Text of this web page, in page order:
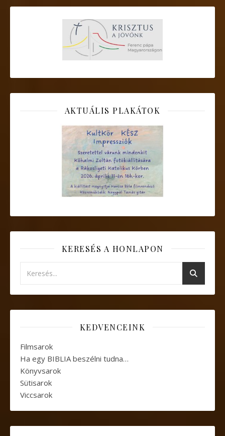
AKTUÁLIS PLAKÁTOK
KERESÉS A HONLAPON
KEDVENCEINK
Filmsarok
Ha egy BIBLIA beszélni tudna…
Könyvsarok
Sütisarok
Viccsarok